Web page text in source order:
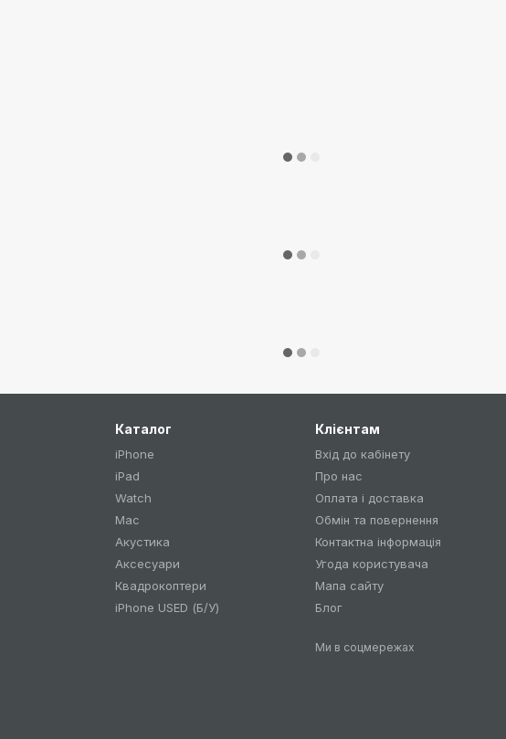
Каталог
iPhone
iPad
Watch
Mac
Акустика
Аксесуари
Квадрокоптери
iPhone USED (Б/У)
Клієнтам
Вхід до кабінету
Про нас
Оплата і доставка
Обмін та повернення
Контактна інформація
Угода користувача
Мапа сайту
Блог
Ми в соцмережах